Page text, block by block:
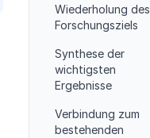
Wiederholung des
Forschungsziels
Synthese der
wichtigsten
Ergebnisse
Verbindung zum
bestehenden